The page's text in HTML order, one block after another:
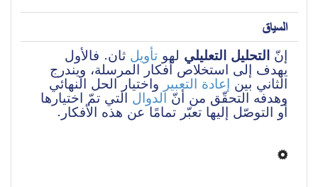
السياق
إنّ التحليل التعليلي لهو تأويل
الثاني بين إعادة التعبير
وهدفه التحقّق من أنّ الدوال
أو التوصّل إليها تعبّر تمامًا عن هذه الأفكار.